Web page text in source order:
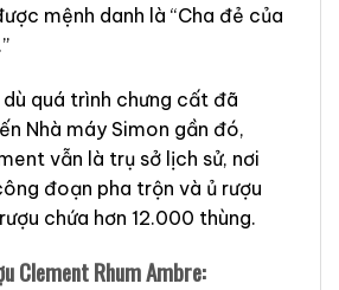
mệnh danh là “Cha đẻ của
quá trình chưng cất đã
Nhà máy Simon gần đó,
vẫn là trụ sở lịch sử, nơi
đoạn pha trộn và ủ rượu
chứa hơn 12.000 thùng.
Clement Rhum Ambre: